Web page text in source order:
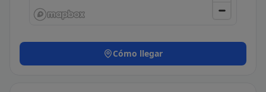
Cómo llegar